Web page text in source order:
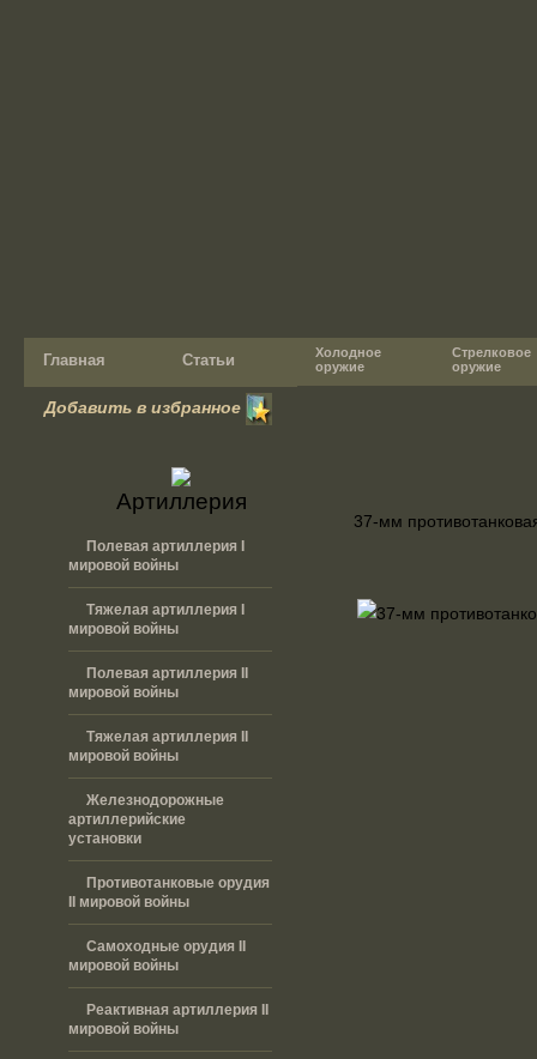
Главная Статьи
Холодное
оружие
Стрелковое
оружие
Добавить в избранное
Артиллерия
Полевая артиллерия I
мировой войны
Тяжелая артиллерия I
мировой войны
Полевая артиллерия II
мировой войны
Тяжелая артиллерия II
мировой войны
Железнодорожные
артиллерийские
установки
Противотанковые орудия
II мировой войны
Самоходные орудия II
мировой войны
Реактивная артиллерия II
мировой войны
37-мм